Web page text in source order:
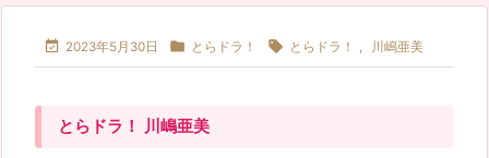
 2023年5月30日  とらドラ！  とらドラ！ , 川嶋亜美
とらドラ！ 川嶋亜美